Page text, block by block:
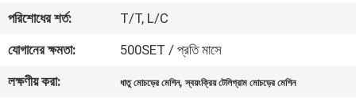
পরিশোধের শর্ত:
T/T, L/C
যোগানের ক্ষমতা:
500SET / প্রতি মাসে
লক্ষণীয় করা:
ধাতু মোচড়ের মেশিন,স্বয়ংক্রিয় টেলিগ্রাম মোচড়ের মেশিন